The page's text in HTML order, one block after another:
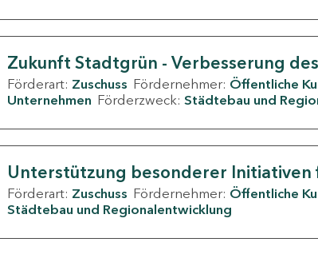
Zukunft Stadtgrün - Verbesserung
Förderart: Zuschuss Fördernehmer: Öffentliche
Unternehmen Förderzweck: Städtebau und
Unterstützung besonderer Initiativen
Förderart: Zuschuss Fördernehmer: Öffentliche
Städtebau und Regionalentwicklung